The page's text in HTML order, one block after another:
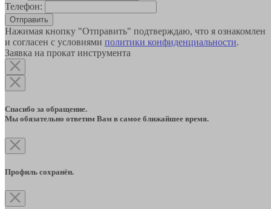
Телефон:
Отправить
Нажимая кнопку "Отправить" подтверждаю, что я ознакомлен
и согласен с условиями политики конфиденциальности.
Заявка на прокат инструмента
Спасибо за обращение.
Мы обязательно ответим Вам в самое ближайшее время.
Профиль сохранён.